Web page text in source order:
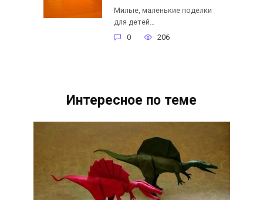
Милые, маленькие поделки
для детей…
0
206
Интересное по теме